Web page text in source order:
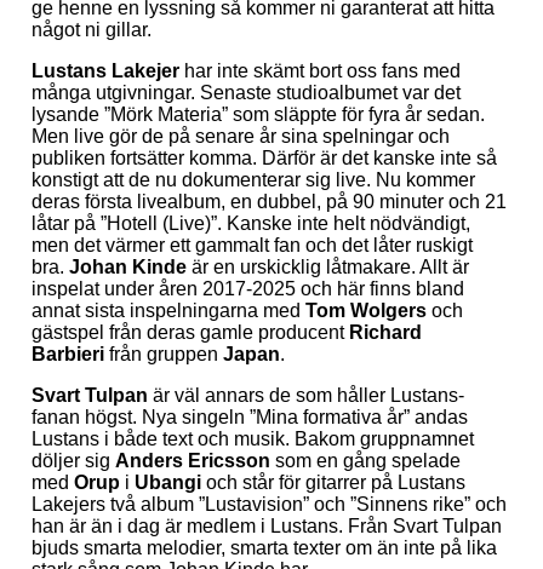
ge henne en lyssning så kommer ni garanterat att hitta
något ni gillar.
Lustans Lakejer har inte skämt bort oss fans med
många utgivningar. Senaste studioalbumet var det
lysande ”Mörk Materia” som släppte för fyra år sedan.
Men live gör de på senare år sina spelningar och
publiken fortsätter komma. Därför är det kanske inte så
konstigt att de nu dokumenterar sig live. Nu kommer
deras första livealbum, en dubbel, på 90 minuter och 21
låtar på ”Hotell (Live)”. Kanske inte helt nödvändigt,
men det värmer ett gammalt fan och det låter ruskigt
bra. Johan Kindeär en urskicklig låtmakare. Allt är
inspelat under åren 2017-2025 och här finns bland
annat sista inspelningarna med Tom Wolgersoch
gästspel från deras gamle producent Richard
Barbierifrån gruppen Japan.
Svart Tulpan är väl annars de som håller Lustans-
fanan högst. Nya singeln ”Mina formativa år” andas
Lustans i både text och musik. Bakom gruppnamnet
döljer sig Anders Ericsson som en gång spelade
med Orupi Ubangioch står för gitarrer på Lustans
Lakejers två album ”Lustavision” och ”Sinnens rike” och
han är än i dag är medlem i Lustans. Från Svart Tulpan
bjuds smarta melodier, smarta texter om än inte på lika